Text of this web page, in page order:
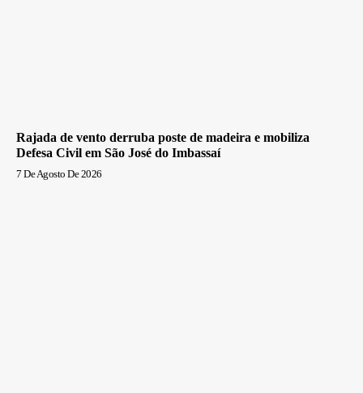
Rajada de vento derruba poste de madeira e mobiliza
Defesa Civil em São José do Imbassaí
7 De Agosto De 2026